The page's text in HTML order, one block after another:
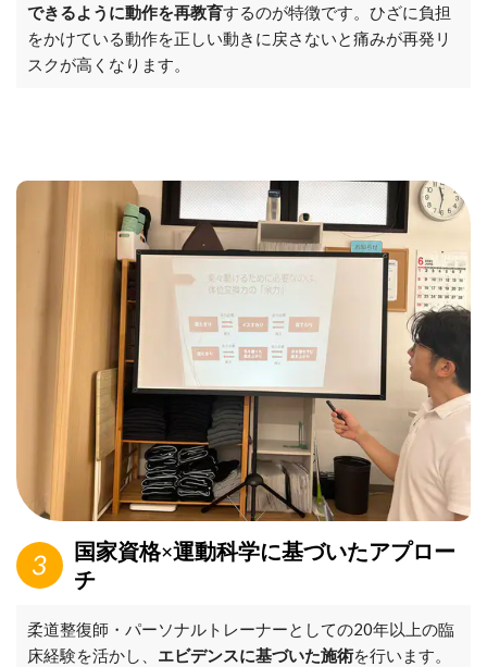
できるように動作を再教育するのが特徴です。ひざに負担
をかけている動作を正しい動きに戻さないと痛みが再発リ
スクが高くなります。
国家資格×運動科学に基づいたアプロー
チ
柔道整復師・パーソナルトレーナーとしての20年以上の臨
床経験を活かし、 エビデンスに基づいた施術を行います。